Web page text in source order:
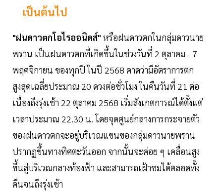
เป็นต้นไป
"ฝนดาวตกโอไรออนิดส์" หรือฝนดาวตกในกลุ่มดาวนาย
พราน เป็นฝนดาวตกที่เกิดขึ้นในช่วงวันที่ 2 ตุลาคม - 7
พฤศจิกายน ของทุกปี ในปี 2568 คาดว่ามีอัตราการตก
สูงสุดเฉลี่ยประมาณ 20 ดวงต่อชั่วโมง ในคืนวันที่ 21 ต่อ
เนื่องถึงรุ่งเช้า 22 ตุลาคม 2568 เริ่มสังเกตการณ์ได้ตั้งแต่
เวลาประมาณ 22.30 น. โดยจุดศูนย์กลางการกระจายตัว
ของฝนดาวตกจะอยู่บริเวณแขนของกลุ่มดาวนายพราน
ปรากฏขึ้นทางทิศตะวันออก จากนั้นจะค่อย ๆ เคลื่อนสูง
ขึ้นสู่บริเวณกลางท้องฟ้า และสามารถเฝ้าชมได้ตลอดทั้ง
คืนจนถึงรุ่งเช้า